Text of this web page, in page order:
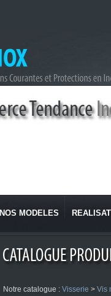
NOS MODELES
Notre catalogue : Visserie > Vis